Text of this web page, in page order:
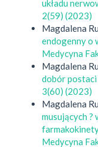
układu
2(59) (2023)
Magdalena
endogenny o
Medycyna
Magdalena
dobór postaci
3(60) (2023)
Magdalena
musujących ?
Medycyna